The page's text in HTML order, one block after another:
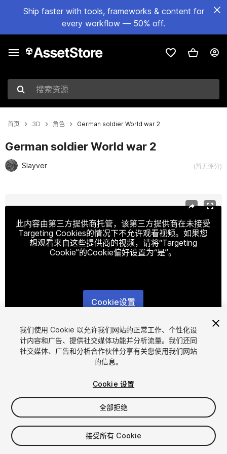
Ship faster with tools, frameworks & content for
every workflow — 50% off.
搜索资源
首页 3D 角色 German soldier World war 2
German soldier World war 2
Slayver (暂无评分)
此内容由第三方提供商托管，该第三方提供商在未接受
Targeting Cookies的情况下不允许观看视频。如果您
想观看来自这些提供商的视频，请将“Targeting
Cookie”的Cookie偏好设置为“是”。
Cookie设置
1/19
$40
增值税将在结算时计算
我们使用 Cookie 以允许我们网站的正常工作、个性化设
计内容和广告、提供社交媒体功能并分析流量。我们还同
社交媒体、广告和分析合作伙伴分享有关您使用我们网站
的信息。
Cookie 设置
全部拒绝
接受所有 Cookie